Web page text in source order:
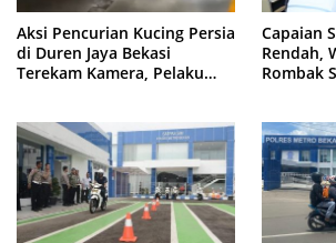
Aksi Pencurian Kucing Persia
di Duren Jaya Bekasi
Terekam Kamera, Pelaku
Capaian
Rendah,
Rombak